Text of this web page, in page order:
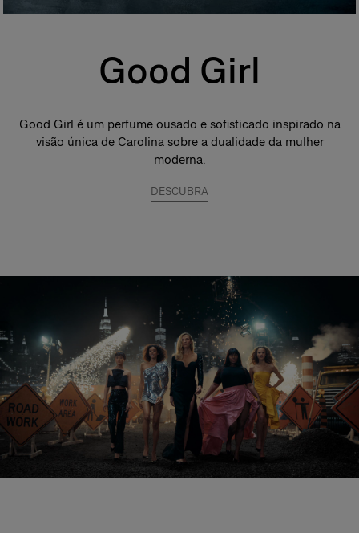
Good Girl
Good Girl é um perfume ousado e sofisticado inspirado na
visão única de Carolina sobre a dualidade da mulher
moderna.
DESCUBRA